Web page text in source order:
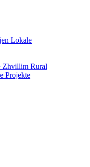
Lokale
Zhvillim Rural
Projekte